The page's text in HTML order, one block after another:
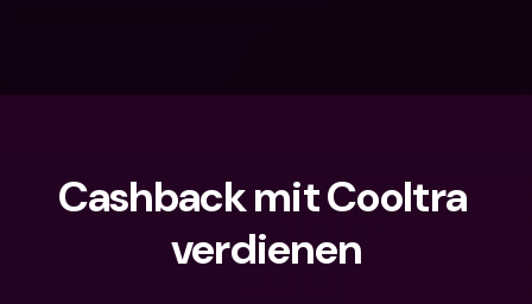
Cashback mit Cooltra
verdienen